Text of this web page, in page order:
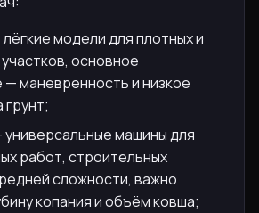
модели для плотных и
основное
маневренность и низкое
грунт;
универсальные машины для
работ, строительных
сложности, важно
копания и объём ковша;